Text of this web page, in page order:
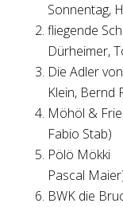
Sonnentag,
fliegende
Dürheimer,
Die Adler
Klein, Bernd
Möhöl &
Fabio Stab)
Pölö Mökki
Pascal
BWK die